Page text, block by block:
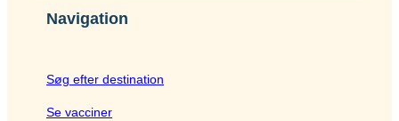
Navigation
Søg efter destination
Se vacciner